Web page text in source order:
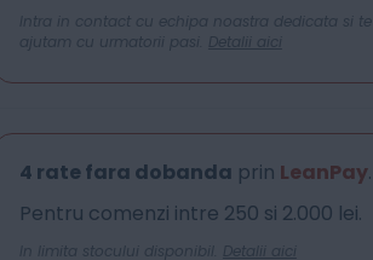
Intra in contact cu echipa noastra dedicata si te
ajutam cu urmatorii pasi. Detalii aici
4 rate fara dobanda prin LeanPay.
Pentru comenzi intre 250 si 2.000 lei.
In limita stocului disponibil. Detalii aici